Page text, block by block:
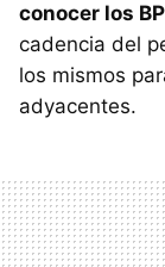
conocer los
cadencia del
los mismos
adyacentes.